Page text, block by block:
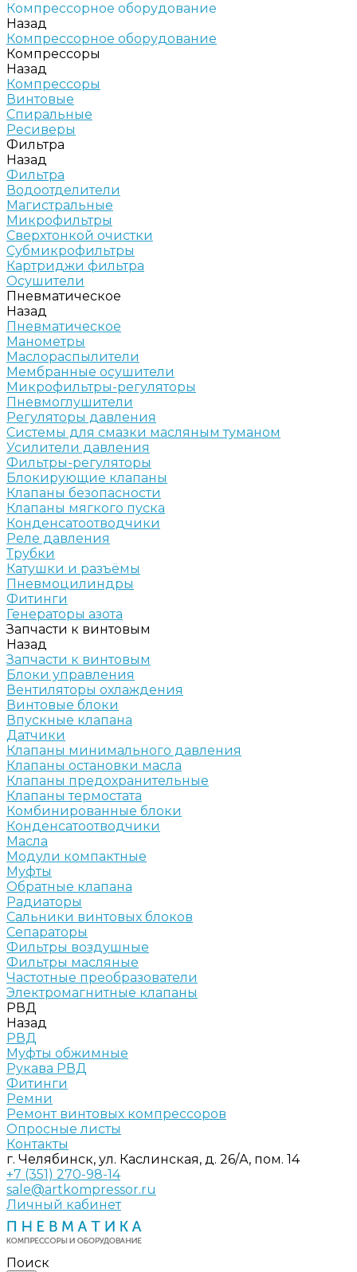
Компрессорное оборудование
Назад
Компрессорное оборудование
Компрессоры
Назад
Компрессоры
Винтовые
Спиральные
Ресиверы
Фильтра
Назад
Фильтра
Водоотделители
Магистральные
Микрофильтры
Сверхтонкой очистки
Субмикрофильтры
Картриджи фильтра
Осушители
Пневматическое
Назад
Пневматическое
Манометры
Маслораспылители
Мембранные осушители
Микрофильтры-регуляторы
Пневмоглушители
Регуляторы давления
Системы для смазки масляным туманом
Усилители давления
Фильтры-регуляторы
Блокирующие клапаны
Клапаны безопасности
Клапаны мягкого пуска
Конденсатоотводчики
Реле давления
Трубки
Катушки и разъёмы
Пневмоцилиндры
Фитинги
Генераторы азота
Запчасти к винтовым
Назад
Запчасти к винтовым
Блоки управления
Вентиляторы охлаждения
Винтовые блоки
Впускные клапана
Датчики
Клапаны минимального давления
Клапаны остановки масла
Клапаны предохранительные
Клапаны термостата
Комбинированные блоки
Конденсатоотводчики
Масла
Модули компактные
Муфты
Обратные клапана
Радиаторы
Сальники винтовых блоков
Сепараторы
Фильтры воздушные
Фильтры масляные
Частотные преобразователи
Электромагнитные клапаны
РВД
Назад
РВД
Муфты обжимные
Рукава РВД
Фитинги
Ремни
Ремонт винтовых компрессоров
Опросные листы
Контакты
г. Челябинск, ул. Каслинская, д. 26/А, пом. 14
+7 (351) 270-98-14
sale@artkompressor.ru
Личный кабинет
Поиск